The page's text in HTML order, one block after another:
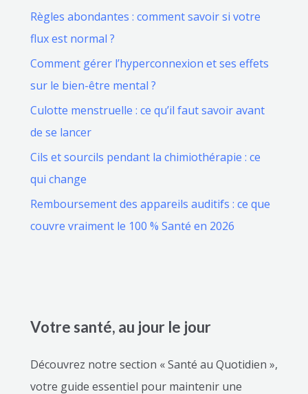
Règles abondantes : comment savoir si votre
flux est normal ?
Comment gérer l’hyperconnexion et ses effets
sur le bien-être mental ?
Culotte menstruelle : ce qu’il faut savoir avant
de se lancer
Cils et sourcils pendant la chimiothérapie : ce
qui change
Remboursement des appareils auditifs : ce que
couvre vraiment le 100 % Santé en 2026
Votre santé, au jour le jour
Découvrez notre section « Santé au Quotidien »,
votre guide essentiel pour maintenir une